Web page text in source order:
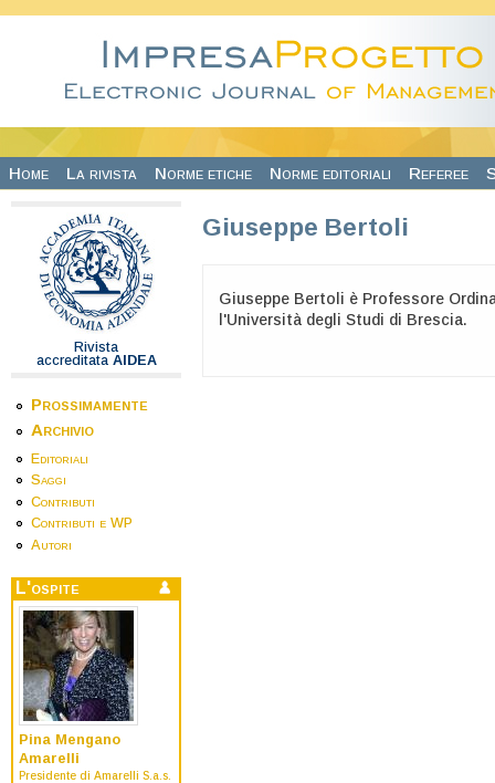
Home La rivista Norme etiche Norme editoriali Referee
Rivista
accreditata AIDEA
Prossimamente
Archivio
Editoriali
Saggi
Contributi
Contributi e WP
Autori
L'ospite
Pina Mengano
Amarelli
Presidente di Amarelli S.a.s.
Giuseppe Bertoli
Giuseppe Bertoli è Professore
l'Università degli Studi di Brescia.